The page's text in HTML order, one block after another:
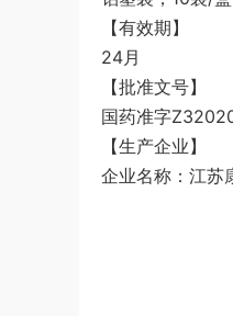
【有效期】
24月
【批准文号】
国药准字
【生产企业】
企业名称：江苏